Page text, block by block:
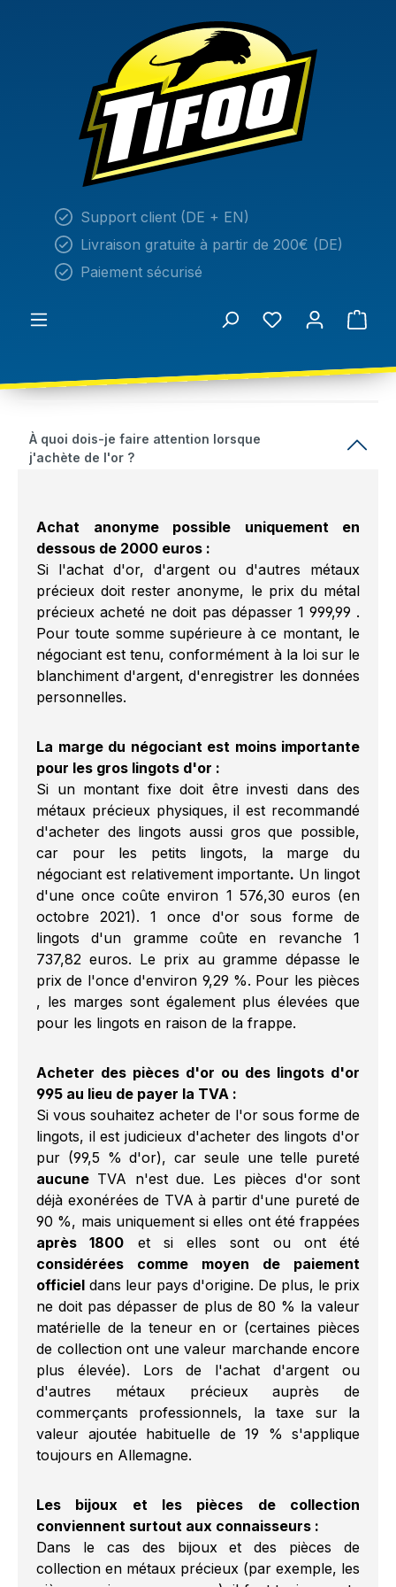
Support client (DE + EN)
Livraison gratuite à partir de 200€ (DE)
Paiement sécurisé
À quoi dois-je faire attention lorsque
j'achète de l'or ?
Achat anonyme possible uniquement en
dessous de 2000 euros :
Si l'achat d'or, d'argent ou d'autres métaux
précieux doit rester anonyme, le prix du métal
précieux acheté ne doit pas dépasser 1 999,99 .
Pour toute somme supérieure à ce montant, le
négociant est tenu, conformément à la loi sur le
blanchiment d'argent, d'enregistrer les données
personnelles.
La marge du négociant est moins importante
pour les gros lingots d'or :
Si un montant fixe doit être investi dans des
métaux précieux physiques, il est recommandé
d'acheter des lingots aussi gros que possible,
car pour les petits lingots, la marge du
négociant est relativement importante. Un lingot
d'une once coûte environ 1 576,30 euros (en
octobre 2021). 1 once d'or sous forme de
lingots d'un gramme coûte en revanche 1
737,82 euros. Le prix au gramme dépasse le
prix de l'once d'environ 9,29 %. Pour les pièces
, les marges sont également plus élevées que
pour les lingots en raison de la frappe.
Acheter des pièces d'or ou des lingots d'or
995 au lieu de payer la TVA :
Si vous souhaitez acheter de l'or sous forme de
lingots, il est judicieux d'acheter des lingots d'or
pur (99,5 % d'or), car seule une telle pureté
aucune TVA n'est due. Les pièces d'or sont
déjà exonérées de TVA à partir d'une pureté de
90 %, mais uniquement si elles ont été frappées
après 1800 et si elles sont ou ont été
considérées comme moyen de paiement
officiel dans leur pays d'origine. De plus, le prix
ne doit pas dépasser de plus de 80 % la valeur
matérielle de la teneur en or (certaines pièces
de collection ont une valeur marchande encore
plus élevée). Lors de l'achat d'argent ou
d'autres métaux précieux auprès de
commerçants professionnels, la taxe sur la
valeur ajoutée habituelle de 19 % s'applique
toujours en Allemagne.
Les bijoux et les pièces de collection
conviennent surtout aux connaisseurs :
Dans le cas des bijoux et des pièces de
collection en métaux précieux (par exemple, les